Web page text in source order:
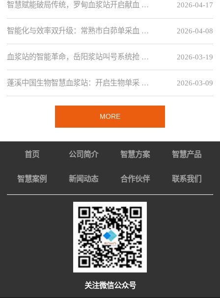
2026-04-17
智慧赋能破局传统，罗甸血浆站开启献血 …
2026-04-08
智能化与效率双升级：常熟市白茆单采血 …
2026-03-19
血浆站的智能革命，岳阳浆站叫号系统抢 …
2026-03-09
蓬溪中国生物智慧血浆站：开启生物单采 …
MORE
首页 公司简介 智慧方案 智慧产品
智慧案例 新闻动态 合作伙伴 联系我们
关注微信公众号